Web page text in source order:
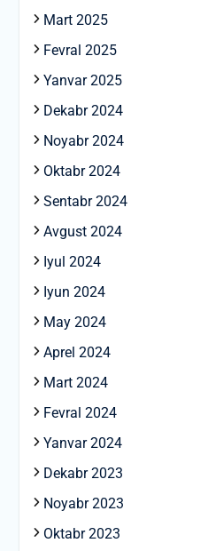
Mart 2025
Fevral 2025
Yanvar 2025
Dekabr 2024
Noyabr 2024
Oktabr 2024
Sentabr 2024
Avgust 2024
Iyul 2024
Iyun 2024
May 2024
Aprel 2024
Mart 2024
Fevral 2024
Yanvar 2024
Dekabr 2023
Noyabr 2023
Oktabr 2023